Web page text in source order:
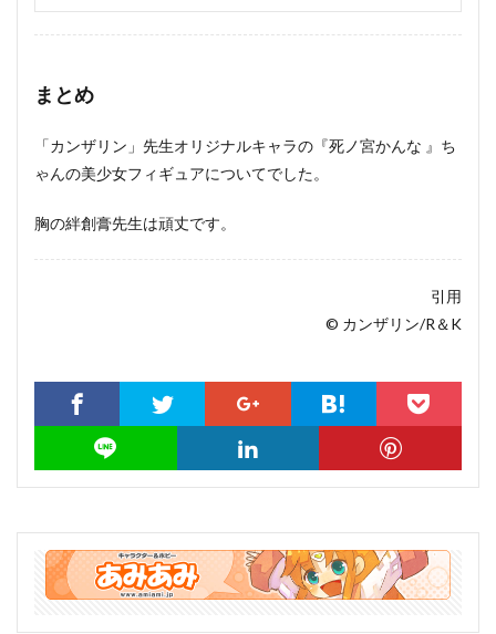
まとめ
「カンザリン」先生オリジナルキャラの『死ノ宮かんな 』ち
ゃんの美少女フィギュアについてでした。
胸の絆創膏先生は頑丈です。
引用
© カンザリン/R＆K